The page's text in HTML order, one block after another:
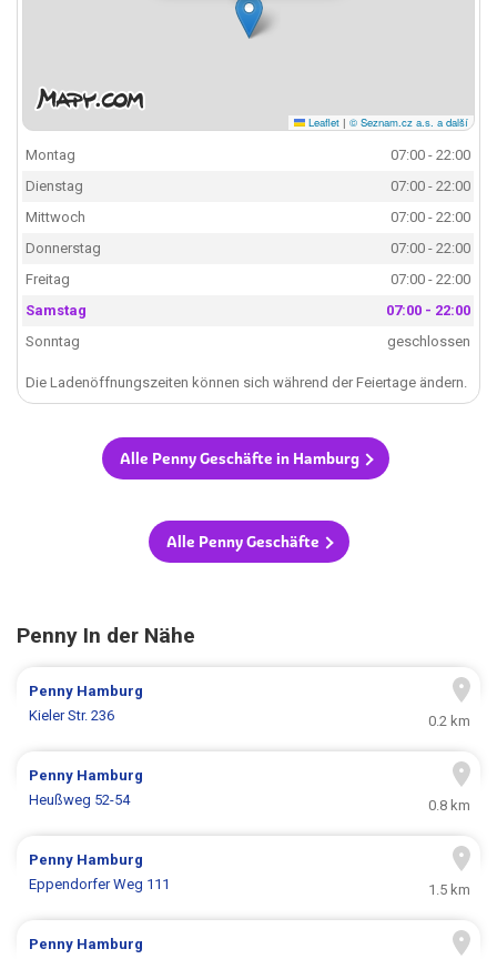
Leaflet | © Seznam.cz a.s. a další
Montag
07:00 - 22:00
Dienstag
07:00 - 22:00
Mittwoch
07:00 - 22:00
Donnerstag
07:00 - 22:00
Freitag
07:00 - 22:00
Samstag
07:00 - 22:00
Sonntag
geschlossen
Die Ladenöffnungszeiten können sich während der Feiertage ändern.
Alle Penny Geschäfte in Hamburg
Alle Penny Geschäfte
Penny In der Nähe
Penny Hamburg
Kieler Str. 236
0.2 km
Penny Hamburg
Heußweg 52-54
0.8 km
Penny Hamburg
Eppendorfer Weg 111
1.5 km
Penny Hamburg